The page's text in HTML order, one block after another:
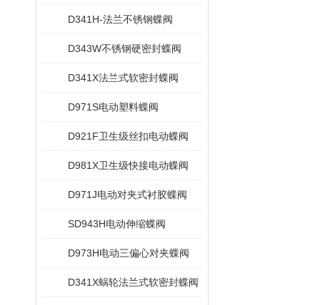
D341H-法兰不锈钢蝶阀
D343W不锈钢硬密封蝶阀
D341X法兰式软密封蝶阀
D971S电动塑料蝶阀
D921F卫生级丝扣电动蝶阀
D981X卫生级快接电动蝶阀
D971J电动对夹式衬胶蝶阀
SD943H电动伸缩蝶阀
D973H电动三偏心对夹蝶阀
D341X蜗轮法兰式软密封蝶阀